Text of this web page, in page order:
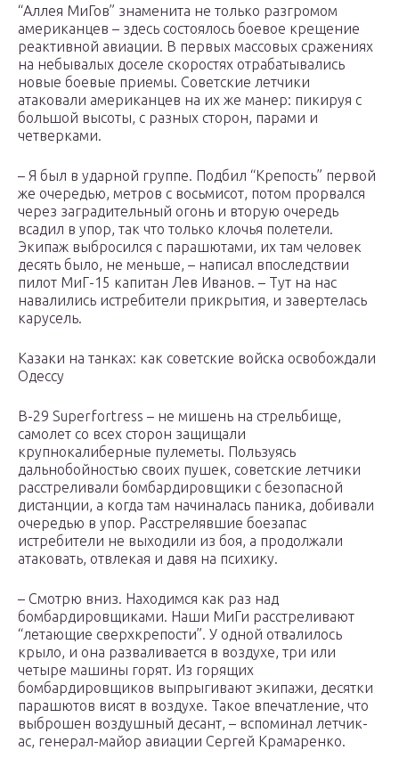
“Аллея МиГов” знаменита не только разгромом
американцев – здесь состоялось боевое крещение
реактивной авиации. В первых массовых сражениях
на небывалых доселе скоростях отрабатывались
новые боевые приемы. Советские летчики
атаковали американцев на их же манер: пикируя с
большой высоты, с разных сторон, парами и
четверками.
– Я был в ударной группе. Подбил “Крепость” первой
же очередью, метров с восьмисот, потом прорвался
через заградительный огонь и вторую очередь
всадил в упор, так что только клочья полетели.
Экипаж выбросился с парашютами, их там человек
десять было, не меньше, – написал впоследствии
пилот МиГ-15 капитан Лев Иванов. – Тут на нас
навалились истребители прикрытия, и завертелась
карусель.
Казаки на танках: как советские войска освобождали
Одессу
B-29 Superfortress – не мишень на стрельбище,
самолет со всех сторон защищали
крупнокалиберные пулеметы. Пользуясь
дальнобойностью своих пушек, советские летчики
расстреливали бомбардировщики с безопасной
дистанции, а когда там начиналась паника, добивали
очередью в упор. Расстрелявшие боезапас
истребители не выходили из боя, а продолжали
атаковать, отвлекая и давя на психику.
– Смотрю вниз. Находимся как раз над
бомбардировщиками. Наши МиГи расстреливают
“летающие сверхкрепости”. У одной отвалилось
крыло, и она разваливается в воздухе, три или
четыре машины горят. Из горящих
бомбардировщиков выпрыгивают экипажи, десятки
парашютов висят в воздухе. Такое впечатление, что
выброшен воздушный десант, – вспоминал летчик-
ас, генерал-майор авиации Сергей Крамаренко.